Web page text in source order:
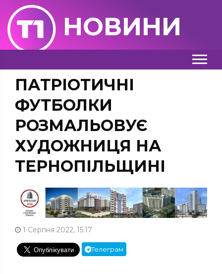
НОВИНИ
ПАТРІОТИЧНІ
ФУТБОЛКИ
РОЗМАЛЬОВУЄ
ХУДОЖНИЦЯ НА
ТЕРНОПІЛЬЩИНІ
1 Серпня 2022, 15:17
Телеграм